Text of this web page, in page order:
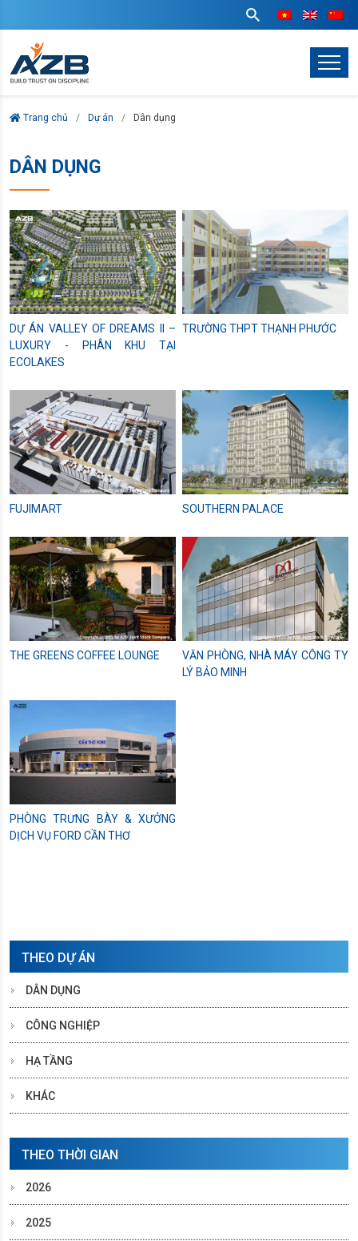
Trang chủ Dự án Dân dụng
DÂN DỤNG
DỰ ÁN VALLEY OF DREAMS II –
LUXURY - PHÂN KHU TẠI
ECOLAKES
TRƯỜNG THPT THẠNH PHƯỚC
FUJIMART SOUTHERN PALACE
THE GREENS COFFEE LOUNGE
VĂN PHÒNG, NHÀ MÁY CÔNG TY
LÝ BẢO MINH
PHÒNG TRƯNG BÀY & XƯỞNG
DỊCH VỤ FORD CẦN THƠ
THEO DỰ ÁN
DÂN DỤNG
CÔNG NGHIỆP
HẠ TẦNG
KHÁC
THEO THỜI GIAN
2026
2025